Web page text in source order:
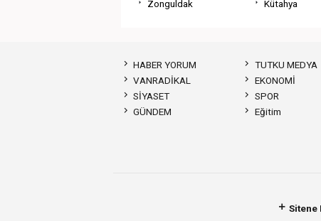
Zonguldak
Kütahya
HABER YORUM
TUTKU MEDYA
VANRADİKAL
EKONOMİ
SİYASET
SPOR
GÜNDEM
Eğitim
Sitene